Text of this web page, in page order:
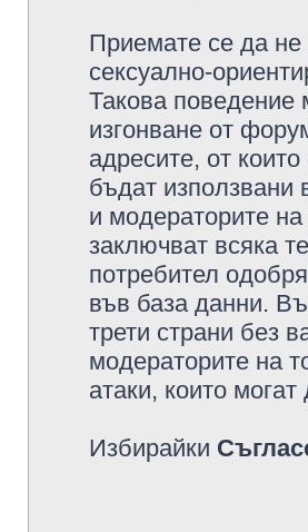
Приемате се да не
сексуално-
Такова поведение
изгонване от
адресите, от
бъдат използвани
и модераторите
заключват всяка
потребител
във база данни.
трети страни без
модераторите на
атаки, които
Избирайки